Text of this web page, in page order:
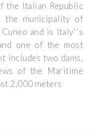
the Italian Republic
the municipality of
and is Italy''s
one of the most
includes two dams,
of the Maritime
2,000 meters